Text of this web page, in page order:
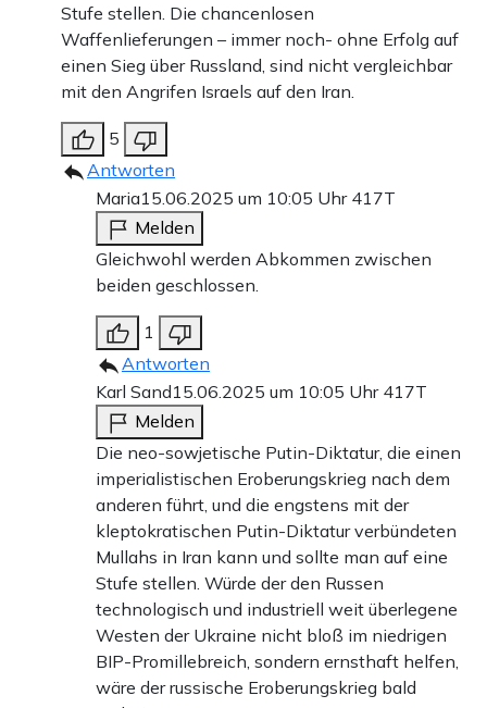
Stufe stellen. Die chancenlosen
Waffenlieferungen – immer noch- ohne Erfolg auf
einen Sieg über Russland, sind nicht vergleichbar
mit den Angrifen Israels auf den Iran.
5
Antworten
Maria15.06.2025 um 10:05 Uhr 417T
Melden
Gleichwohl werden Abkommen zwischen
beiden geschlossen.
1
Antworten
Karl Sand15.06.2025 um 10:05 Uhr 417T
Melden
Die neo-sowjetische Putin-Diktatur, die einen
imperialistischen Eroberungskrieg nach dem
anderen führt, und die engstens mit der
kleptokratischen Putin-Diktatur verbündeten
Mullahs in Iran kann und sollte man auf eine
Stufe stellen. Würde der den Russen
technologisch und industriell weit überlegene
Westen der Ukraine nicht bloß im niedrigen
BIP-Promillebreich, sondern ernsthaft helfen,
wäre der russische Eroberungskrieg bald